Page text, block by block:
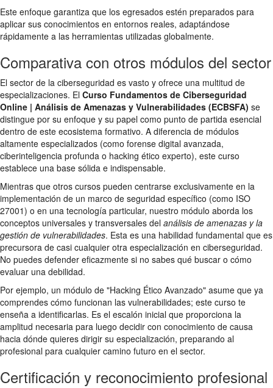
Este enfoque garantiza que los egresados estén preparados para
aplicar sus conocimientos en entornos reales, adaptándose
rápidamente a las herramientas utilizadas globalmente.
Comparativa con otros módulos del sector
El sector de la ciberseguridad es vasto y ofrece una multitud de
especializaciones. El Curso Fundamentos de Ciberseguridad
Online | Análisis de Amenazas y Vulnerabilidades (ECBSFA) se
distingue por su enfoque y su papel como punto de partida esencial
dentro de este ecosistema formativo. A diferencia de módulos
altamente especializados (como forense digital avanzada,
ciberinteligencia profunda o hacking ético experto), este curso
establece una base sólida e indispensable.
Mientras que otros cursos pueden centrarse exclusivamente en la
implementación de un marco de seguridad específico (como ISO
27001) o en una tecnología particular, nuestro módulo aborda los
conceptos universales y transversales del análisis de amenazas y la
gestión de vulnerabilidades. Esta es una habilidad fundamental que es
precursora de casi cualquier otra especialización en ciberseguridad.
No puedes defender eficazmente si no sabes qué buscar o cómo
evaluar una debilidad.
Por ejemplo, un módulo de "Hacking Ético Avanzado" asume que ya
comprendes cómo funcionan las vulnerabilidades; este curso te
enseña a identificarlas. Es el escalón inicial que proporciona la
amplitud necesaria para luego decidir con conocimiento de causa
hacia dónde quieres dirigir su especialización, preparando al
profesional para cualquier camino futuro en el sector.
Certificación y reconocimiento profesional